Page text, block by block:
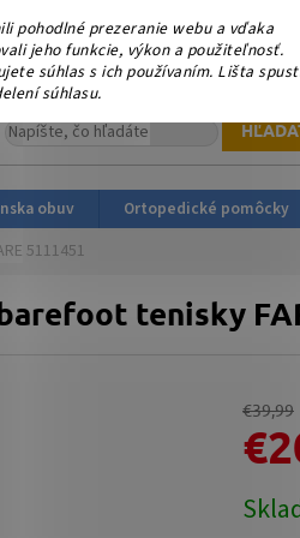
pohodlné prezeranie webu a vďaka
jeho funkcie, výkon a použiteľnosť.
súhlas s ich používaním. Lišta
súhlasu.
že nás podporujete platbou v
obuv.sk
obuv Ortopedické pomôcky
5111451
tenisky
€39,99
cena: